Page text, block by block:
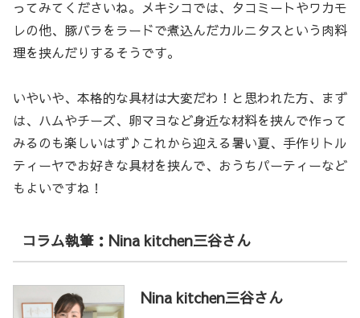
ってみてくださいね。メキシコでは、タコミートやワカモ
レの他、豚バラをラードで煮込んだカルニタスという肉料
理を挟んだりするそうです。
いやいや、本格的な具材は大変だわ！と思われた方、まず
は、ハムやチーズ、卵マヨなど身近な材料を挟んで作って
みるのも楽しいはず♪これから迎える暑い夏、手作りトル
ティーヤでお好きな具材を挟んで、おうちパーティーなど
もよいですね！
コラム執筆：Nina kitchen三谷さん
Nina kitchen三谷さん